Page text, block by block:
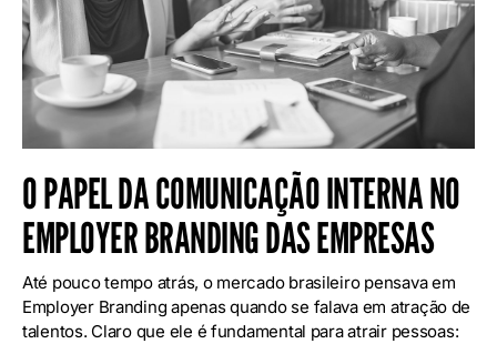
O PAPEL DA COMUNICAÇÃO INTERNA NO
EMPLOYER BRANDING DAS EMPRESAS
Até pouco tempo atrás, o mercado brasileiro pensava em
Employer Branding apenas quando se falava em atração de
talentos. Claro que ele é fundamental para atrair pessoas: